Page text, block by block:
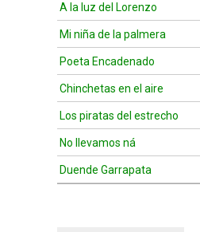
A la luz del Lorenzo
Mi niña de la palmera
Poeta Encadenado
Chinchetas en el aire
Los piratas del estrecho
No llevamos ná
Duende Garrapata